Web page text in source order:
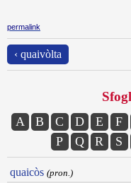
permalink
‹ quaivòlta
A B C D E F
P
Q R S
quaicòs (pron.)